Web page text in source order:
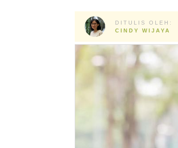
DITULIS OLEH:
CINDY WIJAYA